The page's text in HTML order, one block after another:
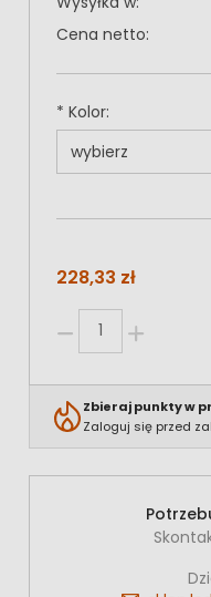
Cena netto:
* Kolor:
228,33 zł
Zbieraj punkty w
Zaloguj się przed